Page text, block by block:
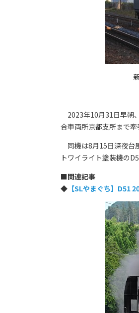
2023年10月31日早朝
合車両所京都支所まで牽
同機は8月15日深夜台
トワイライト塗装機の
■関連記事
◆ 【SLやまぐち】D51